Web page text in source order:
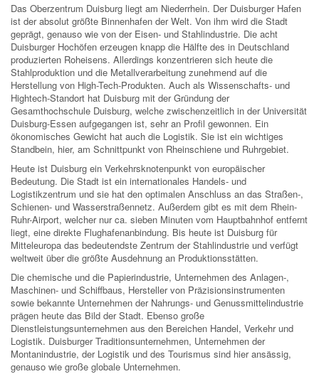
Das Oberzentrum Duisburg liegt am Niederrhein. Der Duisburger Hafen
ist der absolut größte Binnenhafen der Welt. Von ihm wird die Stadt
geprägt, genauso wie von der Eisen- und Stahlindustrie. Die acht
Duisburger Hochöfen erzeugen knapp die Hälfte des in Deutschland
produzierten Roheisens. Allerdings konzentrieren sich heute die
Stahlproduktion und die Metallverarbeitung zunehmend auf die
Herstellung von High-Tech-Produkten. Auch als Wissenschafts- und
Hightech-Standort hat Duisburg mit der Gründung der
Gesamthochschule Duisburg, welche zwischenzeitlich in der Universität
Duisburg-Essen aufgegangen ist, sehr an Profil gewonnen. Ein
ökonomisches Gewicht hat auch die Logistik. Sie ist ein wichtiges
Standbein, hier, am Schnittpunkt von Rheinschiene und Ruhrgebiet.
Heute ist Duisburg ein Verkehrsknotenpunkt von europäischer
Bedeutung. Die Stadt ist ein internationales Handels- und
Logistikzentrum und sie hat den optimalen Anschluss an das Straßen-,
Schienen- und Wasserstraßennetz. Außerdem gibt es mit dem Rhein-
Ruhr-Airport, welcher nur ca. sieben Minuten vom Hauptbahnhof entfernt
liegt, eine direkte Flughafenanbindung. Bis heute ist Duisburg für
Mitteleuropa das bedeutendste Zentrum der Stahlindustrie und verfügt
weltweit über die größte Ausdehnung an Produktionsstätten.
Die chemische und die Papierindustrie, Unternehmen des Anlagen-,
Maschinen- und Schiffbaus, Hersteller von Präzisionsinstrumenten
sowie bekannte Unternehmen der Nahrungs- und Genussmittelindustrie
prägen heute das Bild der Stadt. Ebenso große
Dienstleistungsunternehmen aus den Bereichen Handel, Verkehr und
Logistik. Duisburger Traditionsunternehmen, Unternehmen der
Montanindustrie, der Logistik und des Tourismus sind hier ansässig,
genauso wie große globale Unternehmen.